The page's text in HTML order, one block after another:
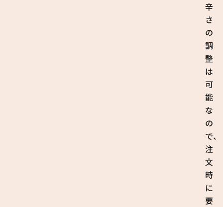
辛
さ
の
調
整
は
可
能
な
の
で、
注
文
時
に
要